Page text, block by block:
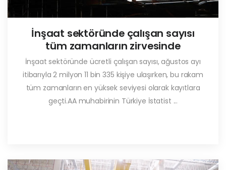
İnşaat sektöründe çalışan sayısı
tüm zamanların zirvesinde
İnşaat sektöründe ücretli çalışan sayısı, ağustos ayı
itibarıyla 2 milyon 11 bin 335 kişiye ulaşırken, bu rakam
tüm zamanların en yüksek seviyesi olarak kayıtlara
geçti.AA muhabirinin Türkiye İstatist ...